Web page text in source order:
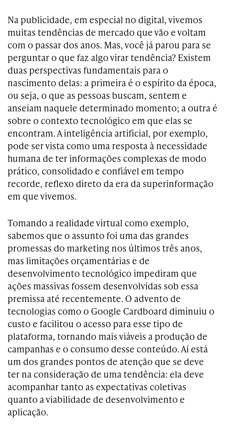
Na publicidade, em especial no digital, vivemos
muitas tendências de mercado que vão e voltam
com o passar dos anos. Mas, você já parou para se
perguntar o que faz algo virar tendência? Existem
duas perspectivas fundamentais para o
nascimento delas: a primeira é o espírito da época,
ou seja, o que as pessoas buscam, sentem e
anseiam naquele determinado momento; a outra é
sobre o contexto tecnológico em que elas se
encontram. A inteligência artificial, por exemplo,
pode ser vista como uma resposta à necessidade
humana de ter informações complexas de modo
prático, consolidado e confiável em tempo
recorde, reflexo direto da era da superinformação
em que vivemos.
Tomando a realidade virtual como exemplo,
sabemos que o assunto foi uma das grandes
promessas do marketing nos últimos três anos,
mas limitações orçamentárias e de
desenvolvimento tecnológico impediram que
ações massivas fossem desenvolvidas sob essa
premissa até recentemente. O advento de
tecnologias como o Google Cardboard diminuiu o
custo e facilitou o acesso para esse tipo de
plataforma, tornando mais viáveis a produção de
campanhas e o consumo desse conteúdo. Aí está
um dos grandes pontos de atenção que se deve
ter na consideração de uma tendência: ela deve
acompanhar tanto as expectativas coletivas
quanto a viabilidade de desenvolvimento e
aplicação.